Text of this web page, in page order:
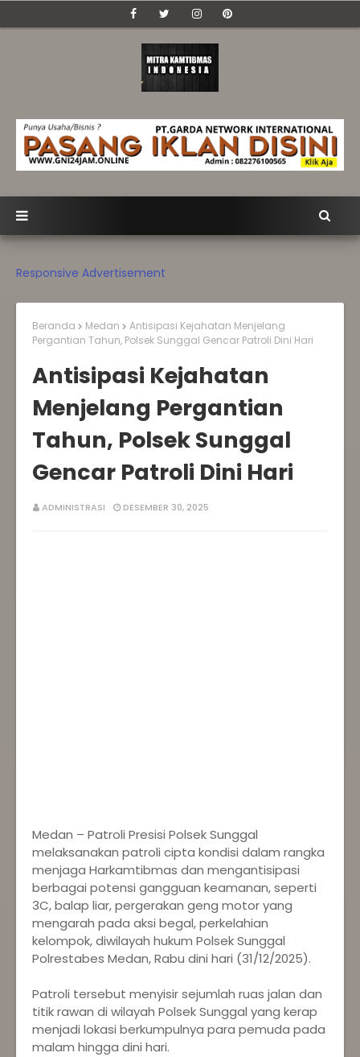
Responsive Advertisement
Beranda Medan
‎Antisipasi Kejahatan Menjelang
Pergantian Tahun, Polsek Sunggal Gencar Patroli Dini Hari
‎Antisipasi Kejahatan
Menjelang Pergantian
Tahun, Polsek Sunggal
Gencar Patroli Dini Hari
ADMINISTRASI DESEMBER 30, 2025
‎Medan – Patroli Presisi Polsek Sunggal
melaksanakan patroli cipta kondisi dalam rangka
menjaga Harkamtibmas dan mengantisipasi
berbagai potensi gangguan keamanan, seperti
3C, balap liar, pergerakan geng motor yang
mengarah pada aksi begal, perkelahian
kelompok, diwilayah hukum Polsek Sunggal
Polrestabes Medan, Rabu dini hari (31/12/2025).
‎Patroli tersebut menyisir sejumlah ruas jalan dan
titik rawan di wilayah Polsek Sunggal yang kerap
menjadi lokasi berkumpulnya para pemuda pada
malam hingga dini hari.